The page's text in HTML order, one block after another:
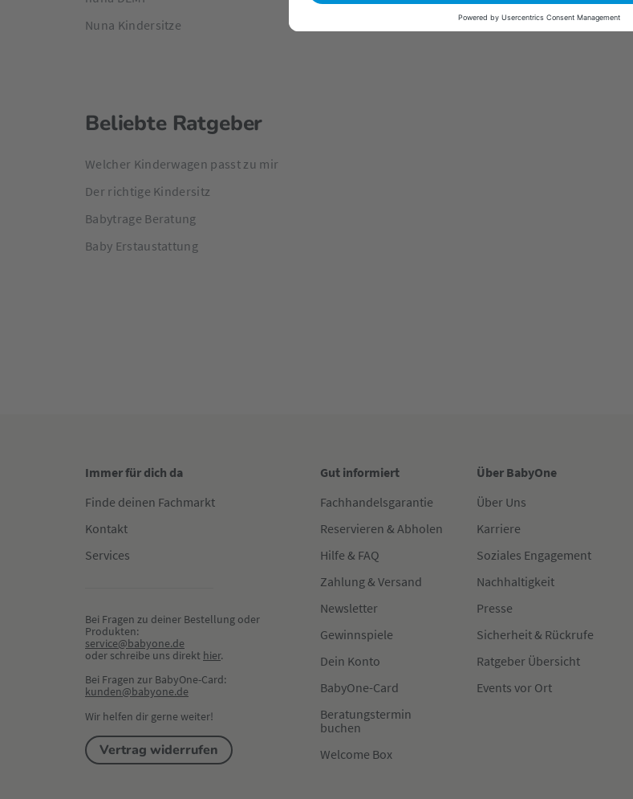
Nuna Kindersitze
nuna x BMW Kollektion
Beliebte Ratgeber
Welcher Kinderwagen passt zu mir
Der richtige Kindersitz
Babytrage Beratung
Baby Erstaustattung
Immer für dich da
Finde deinen Fachmarkt
Kontakt
Services
Bei Fragen zu deiner Bestellung oder
Produkten:
service@babyone.de
oder schreibe uns direkt hier.
Bei Fragen zur BabyOne-Card:
kunden@babyone.de
Wir helfen dir gerne weiter!
Vertrag widerrufen
Gut informiert
Fachhandelsgarantie
Reservieren & Abholen
Hilfe & FAQ
Zahlung & Versand
Newsletter
Gewinnspiele
Dein Konto
BabyOne-Card
Beratungstermin
buchen
Welcome Box
Über BabyOne
Über Uns
Karriere
Soziales Engagement
Nachhaltigkeit
Presse
Sicherheit & Rückrufe
Ratgeber Übersicht
Events vor Ort